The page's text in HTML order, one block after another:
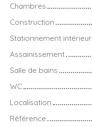
Chambres
Construction
Stationnement intérieur
Assainissement
Salle de bains
WC
Localisation
Référence